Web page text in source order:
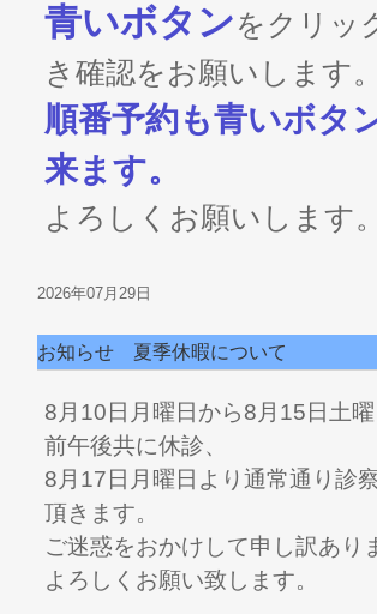
青いボタンをクリッ
き確認をお願いします。
順番予約も青いボタ
来ます。
よろしくお願いします。
2026年07月29日
お知らせ 夏季休暇について
8月10 日月曜日から8月15日土
前午後共に休診、
8月17日月曜日より通常通り診
頂きます。
ご迷惑をおかけして申し訳あり
よろしくお願い致します。